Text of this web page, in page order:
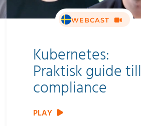
WEBCAST
Kubernetes:
Praktisk guide till
compliance
PLAY